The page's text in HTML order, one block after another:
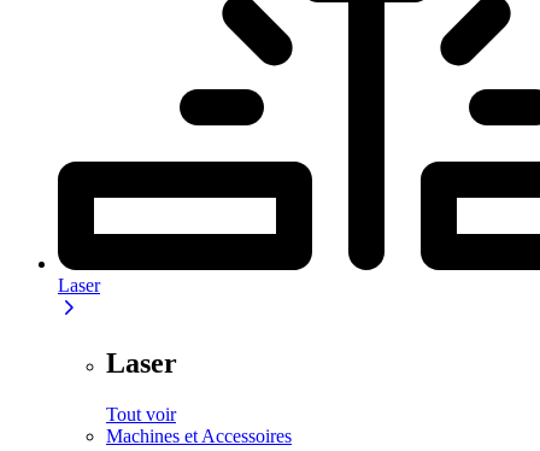
Laser
Laser
Tout voir
Machines et Accessoires